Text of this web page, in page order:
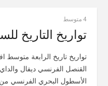
4 متوسط
تواريخ التاريخ